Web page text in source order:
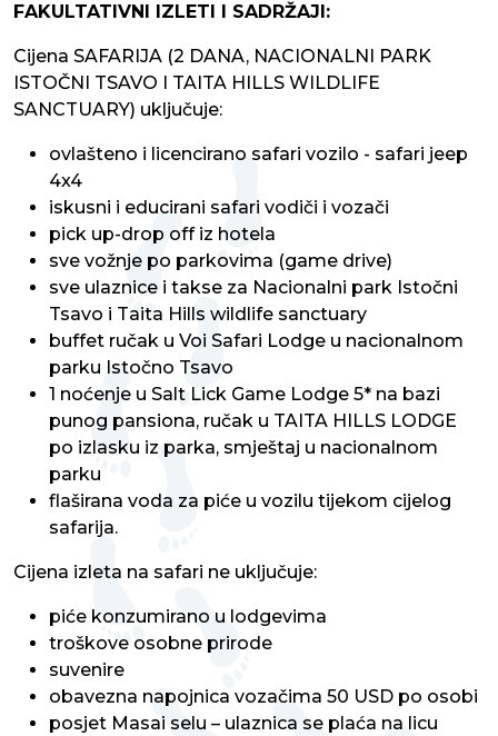
FAKULTATIVNI IZLETI I SADRŽAJI:
Cijena SAFARIJA (2 DANA, NACIONALNI PARK
ISTOČNI TSAVO I TAITA HILLS WILDLIFE
SANCTUARY) uključuje:
ovlašteno i licencirano safari vozilo - safari jeep
4x4
iskusni i educirani safari vodiči i vozači
pick up-drop off iz hotela
sve vožnje po parkovima (game drive)
sve ulaznice i takse za Nacionalni park Istočni
Tsavo i Taita Hills wildlife sanctuary
buffet ručak u Voi Safari Lodge u nacionalnom
parku Istočno Tsavo
1 noćenje u Salt Lick Game Lodge 5* na bazi
punog pansiona, ručak u TAITA HILLS LODGE
po izlasku iz parka, smještaj u nacionalnom
parku
flaširana voda za piće u vozilu tijekom cijelog
safarija.
Cijena izleta na safari ne uključuje:
piće konzumirano u lodgevima
troškove osobne prirode
suvenire
obavezna napojnica vozačima 50 USD po osobi
posjet Masai selu – ulaznica se plaća na licu